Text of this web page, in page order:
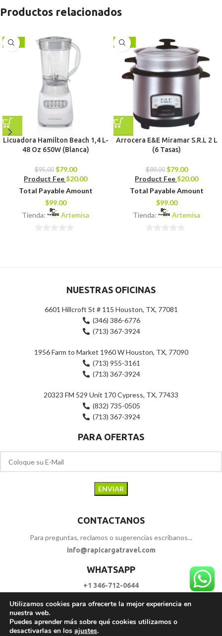
Productos relacionados
-17%
Licuadora Hamilton Beach 1,4 L-
48 Oz 650W (Blanca)
$95.00 $79.00
Product Fee$20.00
Total Payable Amount
$99.00
Tienda:
Artemisa
-11%
Arrocera E&E Miramar S.R.L 2 L
(6 Tasas)
$89.00 $79.00
Product Fee$20.00
Total Payable Amount
$99.00
Tienda:
Artemisa
NUESTRAS OFICINAS
6601 Hillcroft St # 115 Houston, TX, 77081
(346) 386-6776
(713) 367-3924
1956 Farm to Market 1960 W Houston, TX, 77090
(713) 955-3161
(713) 367-3924
20323 FM 529 Unit 170 Cypress, TX, 77433
(832) 735-0505
(713) 367-3924
PARA OFERTAS
CONTACTANOS
Para preguntas, reclamos o sugerencias escríbanos...
info@rapicargatravel.com
WHATSAPP
+1 346-712-0644
SIGUENOS
Utilizamos cookies para ofrecerte la mejor experiencia en
nuestra web.
Puedes aprender más sobre qué cookies utilizamos o
desactivarlas en los ajustes.